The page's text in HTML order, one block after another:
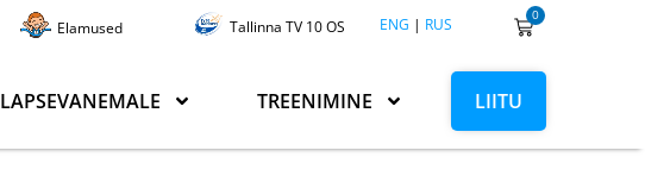
Elamused Tallinna TV 10 OS ENG | RUS 0
LAPSEVANEMALE TREENIMINE LIITU